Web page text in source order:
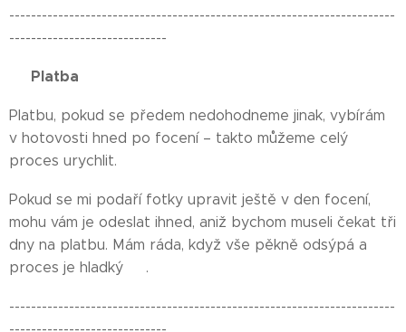
-----------------------------------------------------------------------
-----------------------------
💳 Platba 💳
Platbu, pokud se předem nedohodneme jinak, vybírám
v hotovosti hned po focení – takto můžeme celý
proces urychlit.
Pokud se mi podaří fotky upravit ještě v den focení,
mohu vám je odeslat ihned, aniž bychom museli čekat tři
dny na platbu. Mám ráda, když vše pěkně odsýpá a
proces je hladký 🌟.
-----------------------------------------------------------------------
-----------------------------